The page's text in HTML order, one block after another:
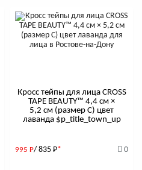
Кросс тейпы для лица CROSS
TAPE BEAUTY™ 4,4 см ×
5,2 см (размер C) цвет
лаванда $р_title_town_up
995 Р/ 835 Р* 0